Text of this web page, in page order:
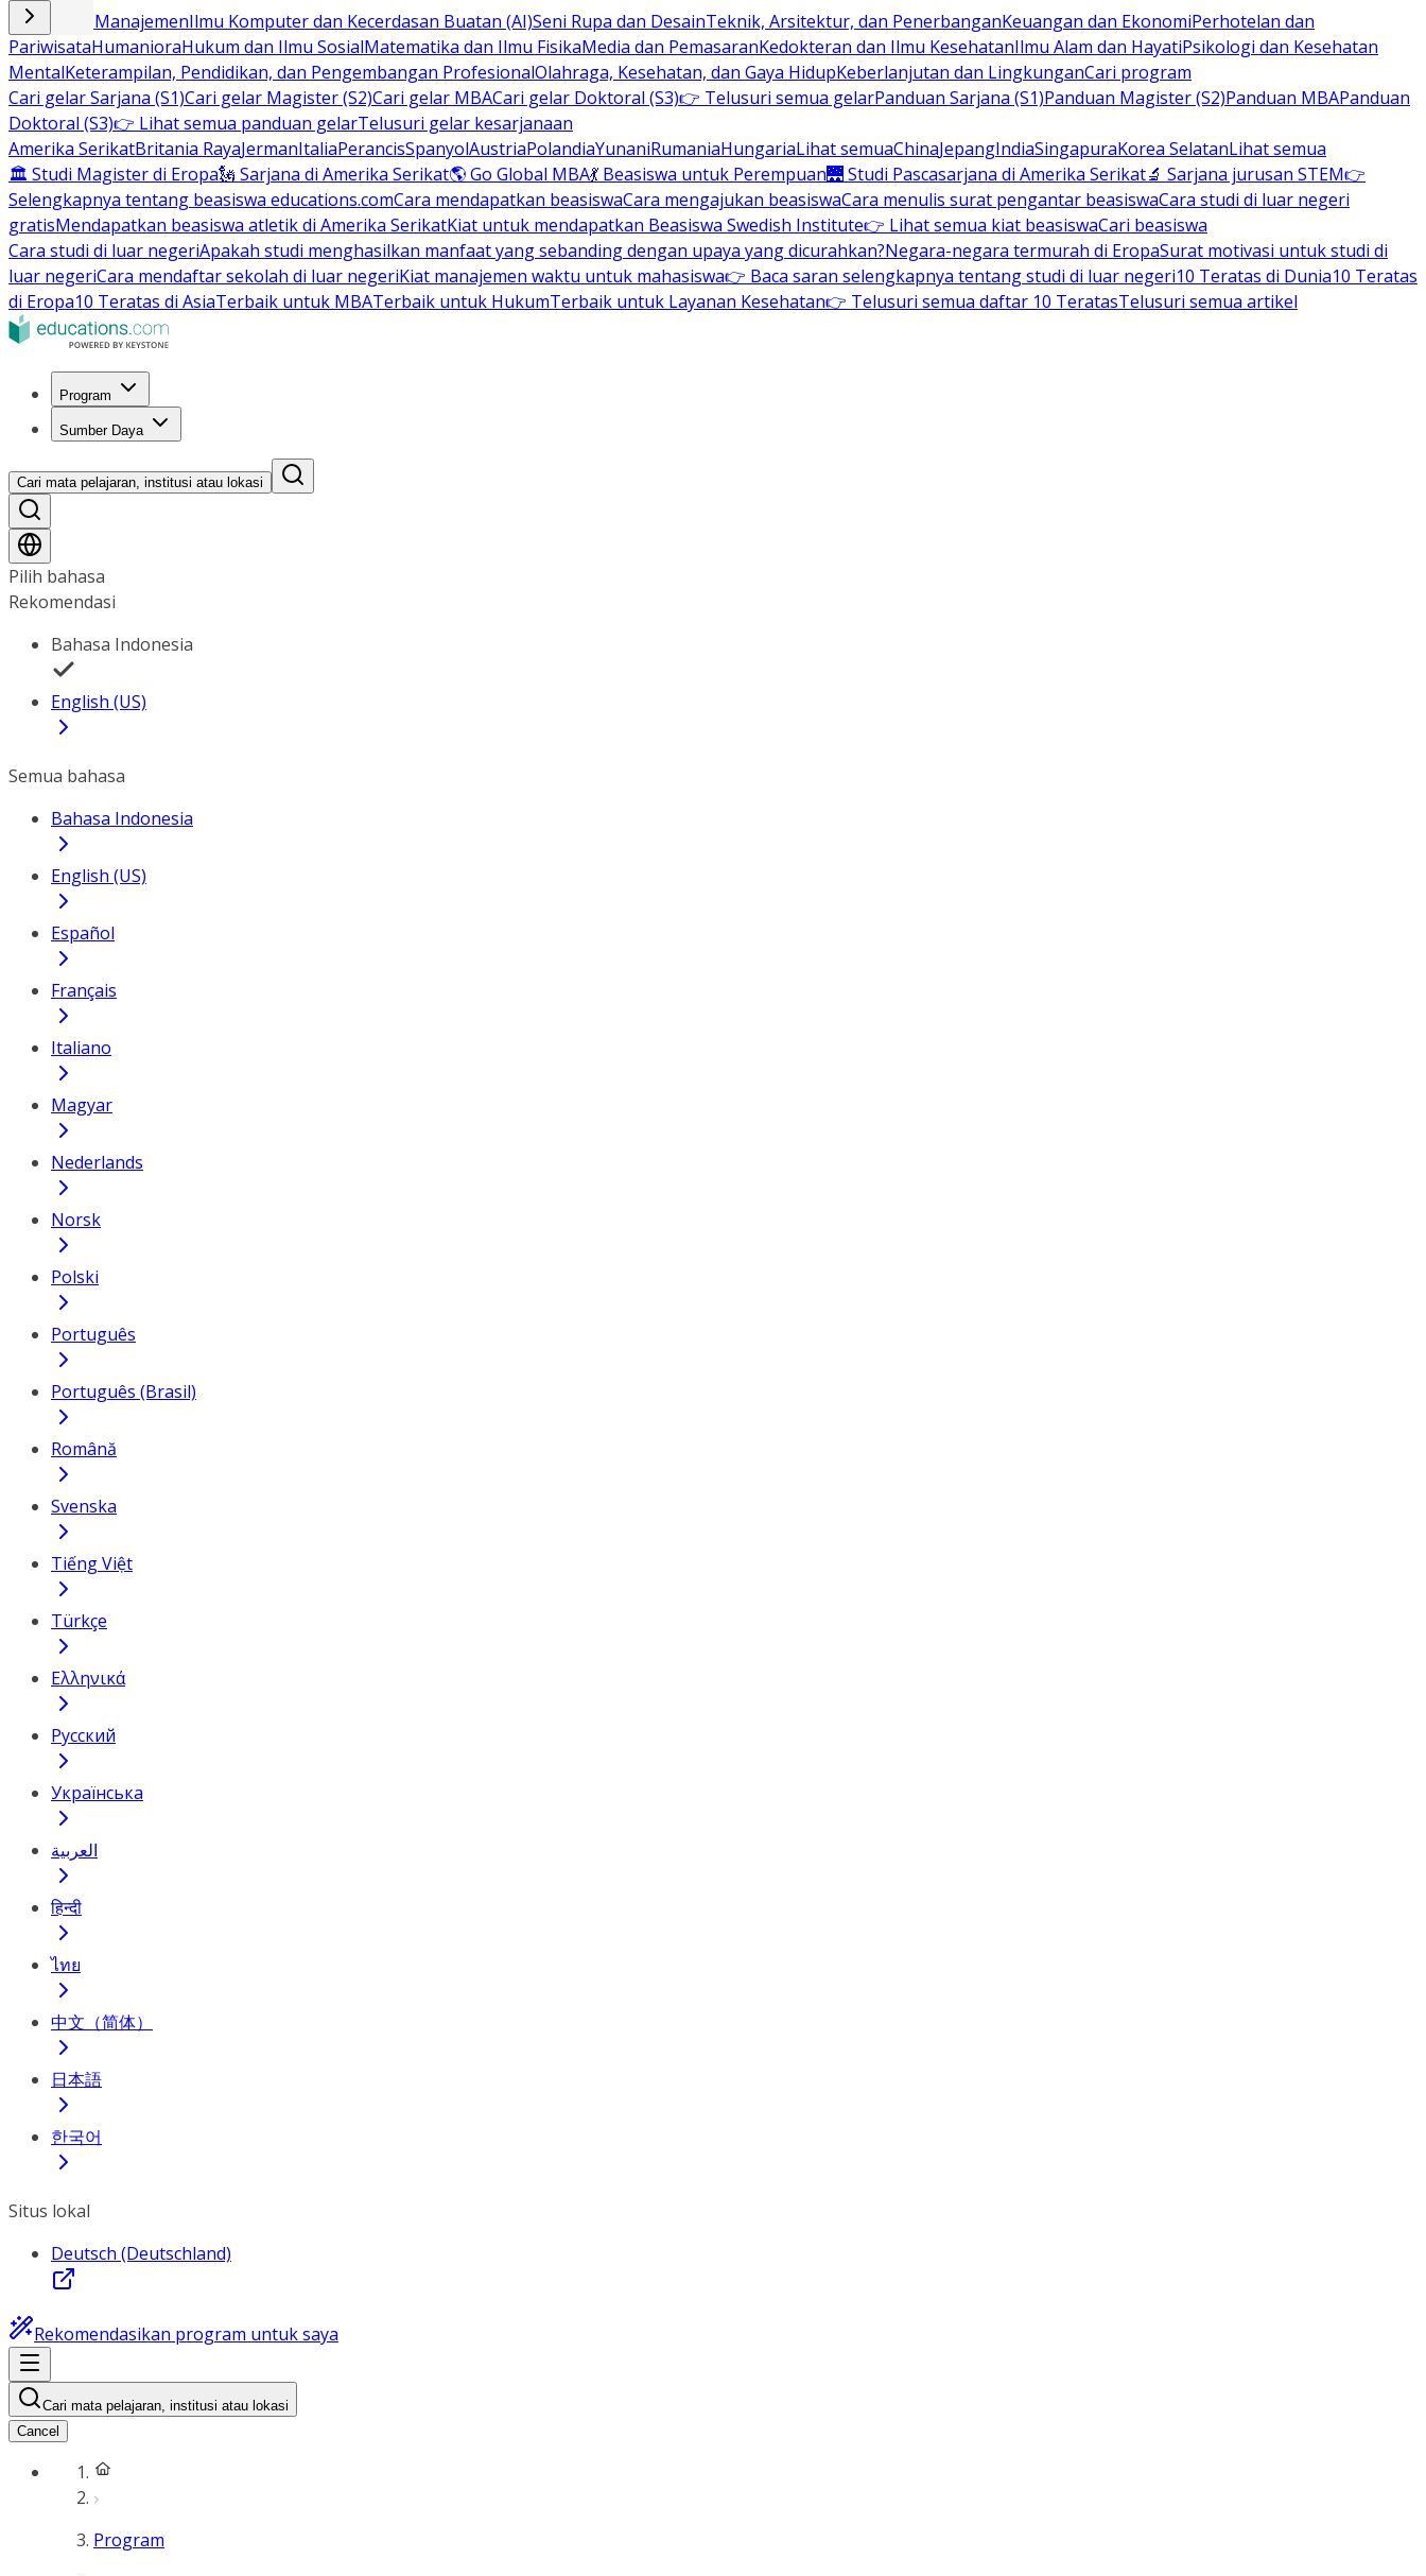
Bisnis dan ManajemenIlmu Komputer dan Kecerdasan Buatan (AI)Seni Rupa dan DesainTeknik, Arsitektur, dan PenerbanganKeuangan dan EkonomiPerhotelan dan
PariwisataHumanioraHukum dan Ilmu SosialMatematika dan Ilmu FisikaMedia dan PemasaranKedokteran dan Ilmu KesehatanIlmu Alam dan HayatiPsikologi dan Kesehatan
MentalKeterampilan, Pendidikan, dan Pengembangan ProfesionalOlahraga, Kesehatan, dan Gaya HidupKeberlanjutan dan LingkunganCari program
Cari gelar Sarjana (S1)Cari gelar Magister (S2)Cari gelar MBACari gelar Doktoral (S3)👉 Telusuri semua gelarPanduan Sarjana (S1)Panduan Magister (S2)Panduan MBAPanduan
Doktoral (S3)👉 Lihat semua panduan gelarTelusuri gelar kesarjanaan
Amerika SerikatBritania RayaJermanItaliaPerancisSpanyolAustriaPolandiaYunaniRumaniaHungariaLihat semuaChinaJepangIndiaSingapuraKorea SelatanLihat semua
🏛 Studi Magister di Eropa🗽 Sarjana di Amerika Serikat🌎 Go Global MBA💃 Beasiswa untuk Perempuan🌉 Studi Pascasarjana di Amerika Serikat🔬 Sarjana jurusan STEM👉
Selengkapnya tentang beasiswa educations.comCara mendapatkan beasiswaCara mengajukan beasiswaCara menulis surat pengantar beasiswaCara studi di luar negeri
gratisMendapatkan beasiswa atletik di Amerika SerikatKiat untuk mendapatkan Beasiswa Swedish Institute👉 Lihat semua kiat beasiswaCari beasiswa
Cara studi di luar negeriApakah studi menghasilkan manfaat yang sebanding dengan upaya yang dicurahkan?Negara-negara termurah di EropaSurat motivasi untuk studi di
luar negeriCara mendaftar sekolah di luar negeriKiat manajemen waktu untuk mahasiswa👉 Baca saran selengkapnya tentang studi di luar negeri10 Teratas di Dunia10 Teratas
di Eropa10 Teratas di AsiaTerbaik untuk MBATerbaik untuk HukumTerbaik untuk Layanan Kesehatan👉 Telusuri semua daftar 10 TeratasTelusuri semua artikel
Program
Sumber Daya
Cari mata pelajaran, institusi atau lokasi
Pilih bahasa
Rekomendasi
Bahasa Indonesia
English (US)
Semua bahasa
Bahasa Indonesia
English (US)
Español
Français
Italiano
Magyar
Nederlands
Norsk
Polski
Português
Português (Brasil)
Română
Svenska
Tiếng Việt
Türkçe
Ελληνικά
Русский
Українська
العربية
हिन्दी
ไทย
中文（简体）
日本語
한국어
Situs lokal
Deutsch (Deutschland)
Rekomendasikan program untuk saya
Cari mata pelajaran, institusi atau lokasi
Cancel
Program